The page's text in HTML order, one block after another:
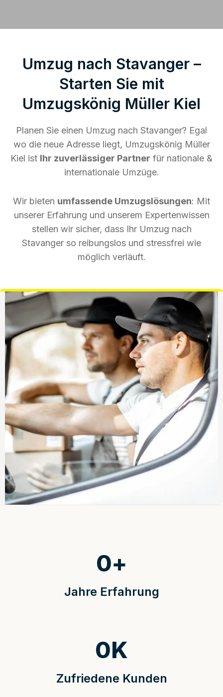
Umzug nach Stavanger –
Starten Sie mit
Umzugskönig Müller Kiel
Planen Sie einen Umzug nach Stavanger? Egal
wo die neue Adresse liegt, Umzugskönig Müller
Kiel ist Ihr zuverlässiger Partner für nationale &
internationale Umzüge.
Wir bieten umfassende Umzugslösungen: Mit
unserer Erfahrung und unserem Expertenwissen
stellen wir sicher, dass Ihr Umzug nach
Stavanger so reibungslos und stressfrei wie
möglich verläuft.
Jahre Erfahrung
0+
Zufriedene Kunden
0K